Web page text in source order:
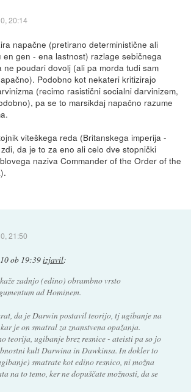
20:14
napačne (pretirano deterministične ali
en gen - ena lastnost) razlage sebičnega
ne poudari dovolj (ali pa morda tudi sam
Podobno kot nekateri kritizirajo
(recimo rasistični socialni darvinizem,
pa se to marsikdaj napačno razume
viteškega reda (Britanskega imperija -
da je to za eno ali celo dve stopnički
naziva Commander of the Order of the
21:50
ob 19:39izjavil:
zadnjo (edino) obrambno vrsto
ad Hominem.
da je Darwin postavil teorijo, tj ugibanje na
je on smatral za znanstvena opažanja.
teorija, ugibanje brez resnice - ateisti pa so jo
kult Darwina in Dawkinsa. In dokler to
smatrate kot edino resnico, ni možna
na to temo, ker ne dopuščate možnosti, da se